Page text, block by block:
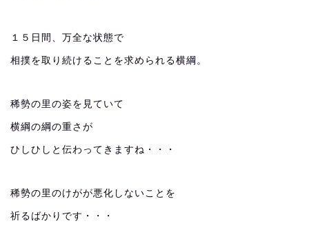
１５日間、万全な状態で
相撲を取り続けることを求められる横綱。
稀勢の里の姿を見ていて
横綱の綱の重さが
ひしひしと伝わってきますね・・・
稀勢の里のけがが悪化しないことを
祈るばかりです・・・